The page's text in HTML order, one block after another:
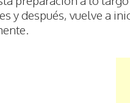
y después, vuelve a